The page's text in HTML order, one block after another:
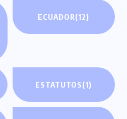
ECUADOR(12)
ESTATUTOS(1)